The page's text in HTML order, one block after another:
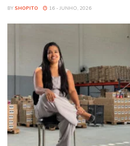
BY SHOPITO 16 - JUNHO, 2026